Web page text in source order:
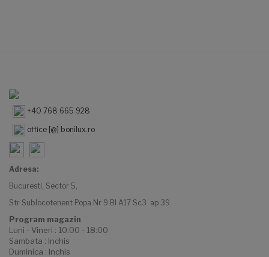
+40 768 665 928
office [@] bonilux.ro
Adresa:
Bucuresti, Sector 5,
Str Sublocotenent Popa Nr 9 Bl A17 Sc3 ap 39
Program magazin
Luni - Vineri : 10:00 - 18:00
Sambata : Inchis
Duminica : Inchis